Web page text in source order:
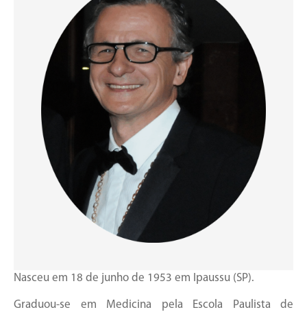
Nasceu em 18 de junho de 1953 em Ipaussu (SP).
Graduou-se em Medicina pela Escola Paulista de